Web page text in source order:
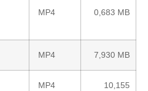
MP4 0,683 MB
MP4 7,930 MB
MP4
10,155